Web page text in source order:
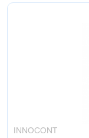
INNOCONT